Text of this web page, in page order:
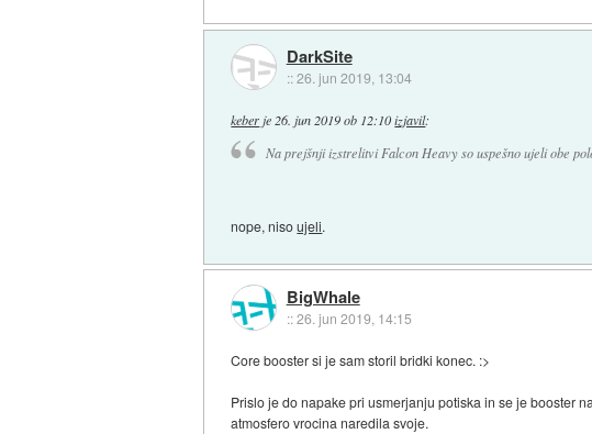
DarkSite
::26. jun 2019, 13:04
keber je 26. jun 2019 ob 12:10 izjavil:
Na prejšnji izstrelitvi Falcon Heavy so uspešno ujeli obe
nope, nisoujeli.
BigWhale
::26. jun 2019, 14:15
Core booster si je sam storil bridki konec. :>
Prislo je do napake pri usmerjanju potiska in se je booster
atmosfero vrocina naredila svoje.